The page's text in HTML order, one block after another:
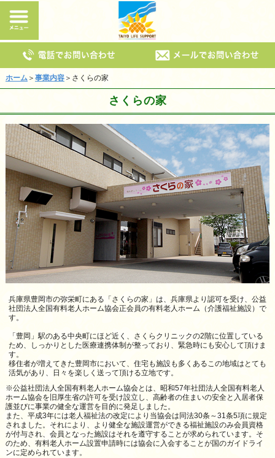
ホーム＞ 事業内容＞さくらの家
さくらの家
兵庫県豊岡市の弥栄町にある「さくらの家」は、兵庫県より認可を受け、公益
社団法人全国有料老人ホーム協会正会員の有料老人ホーム（介護福祉施設）で
す。
「豊岡」駅のある中央町にほど近く、さくらクリニックの2階に位置している
ため、しっかりとした医療連携体制が整っており、緊急時にも安心して頂けま
す。
移住者が増えてきた豊岡市において、住宅も施設も多くあるこの地域はとても
活気があり、日々を楽しく送って頂ける立地です。
※公益社団法人全国有料老人ホーム協会とは、昭和57年社団法人全国有料老人
ホーム協会を旧厚生省の許可を受け設立し、高齢者の住まいの安全と入居者保
護並びに事業の健全な運営を目的に発足しました。
また、平成3年には老人福祉法の改定により当協会は同法30条～31条5項に規定
されました。それにより、より健全な施設運営ができる福祉施設のみ会員資格
が付与され、会員となった施設はそれを遵守することが求められています。そ
のため、有料老人ホーム設置申請時には協会に入会することが国のガイドライ
ンに定められています。